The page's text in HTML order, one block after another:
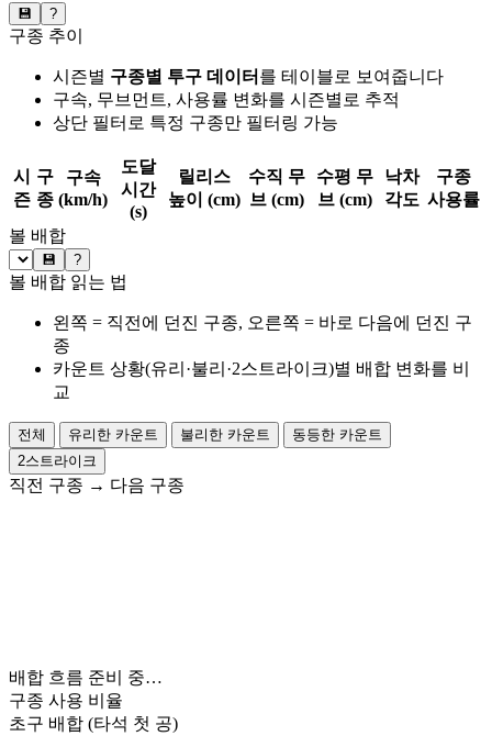
💾 ?
구종 추이
시즌별 구종별 투구 데이터 를 테이블로 보여줍니다
구속, 무브먼트, 사용률 변화를 시즌별로 추적
상단 필터로 특정 구종만 필터링 가능
시
즌
구
종
구속
(km/h)
도달
시간
(s)
릴리스
높이 (cm)
수직 무
브 (cm)
수평 무
브 (cm)
낙차
각도
구종
사용률
볼 배합
💾 ?
볼 배합 읽는 법
왼쪽 = 직전에 던진 구종, 오른쪽 = 바로 다음에 던진 구
종
카운트 상황(유리·불리·2스트라이크)별 배합 변화를 비
교
전체 유리한 카운트 불리한 카운트
동등한 카운트
2스트라이크
직전 구종 → 다음 구종
배합 흐름 준비 중…
구종 사용 비율
초구 배합 (타석 첫 공)